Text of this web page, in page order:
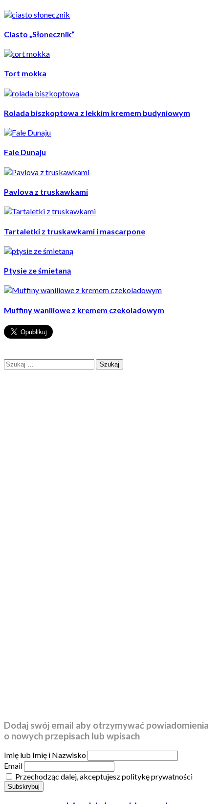
Ciasto „Słonecznik”
Tort mokka
Rolada biszkoptowa z lekkim kremem budyniowym
Fale Dunaju
Pavlova z truskawkami
Tartaletki z truskawkami i mascarpone
Ptysie ze śmietaną
Muffiny waniliowe z kremem czekoladowym
Szukaj:
Dodaj swój email aby otrzymywać powiadomienia
o nowych przepisach lub wpisach
Imię lub Imię i Nazwisko
Email
Przechodząc dalej, akceptujesz politykę prywatności